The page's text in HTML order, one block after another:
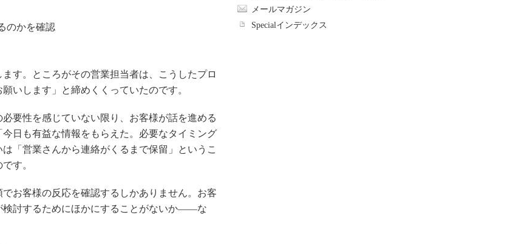
のかを確認
す。ところがその営業担当者は、こうしたプロ
いします」と締めくくっていたのです。
要性を感じていない限り、お客様が話を進める
日も有益な情報をもらえた。必要なタイミング
「営業さんから連絡がくるまで保留」というこ
す。
お客様の反応を確認するしかありません。お客
検討するためにほかにすることがないか――な
メールマガジン
Specialインデックス